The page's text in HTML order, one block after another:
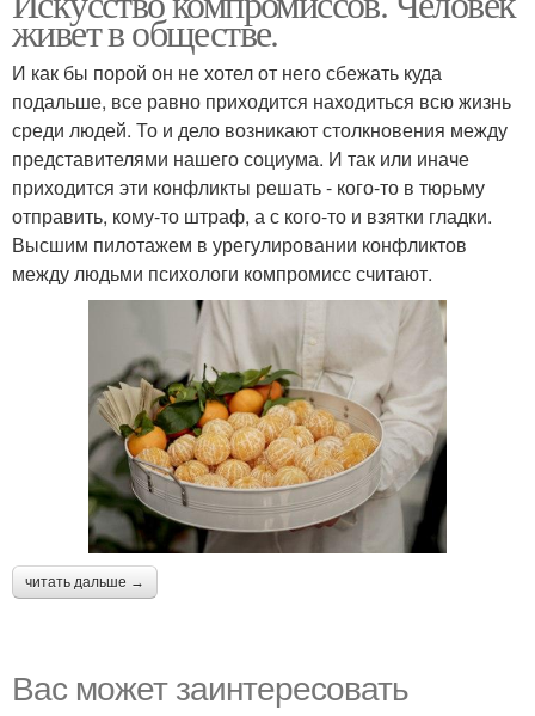
живет в обществе.
И как бы порой он не хотел от него сбежать куда
подальше, все равно приходится находиться всю жизнь
среди людей. То и дело возникают столкновения между
представителями нашего социума. И так или иначе
приходится эти конфликты решать - кого-то в тюрьму
отправить, кому-то штраф, а с кого-то и взятки гладки.
Высшим пилотажем в урегулировании конфликтов
между людьми психологи компромисс считают.
читать дальше →
Вас может заинтересовать